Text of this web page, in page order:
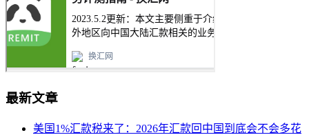
最新文章
美国1%汇款税来了：2026年汇款回中国到底会不会多花